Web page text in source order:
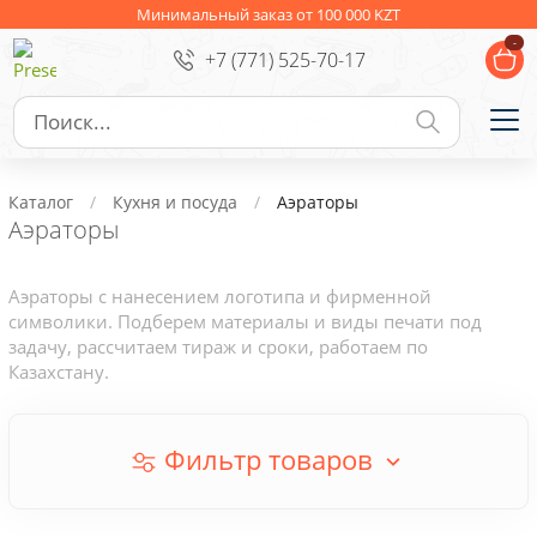
Минимальный заказ от 100 000 KZT
+7 (771) 525-70-17
-
Ежедневники Новогодние подарки
Сувениры к праздникам Упаковка
Личные аксессуары
Деловые подарки
Каталог Кухня и посуда Аэраторы
Аэраторы
Аэраторы с нанесением логотипа и фирменной
символики. Подберем материалы и виды печати под
задачу, рассчитаем тираж и сроки, работаем по
Казахстану.
Фильтр товаров